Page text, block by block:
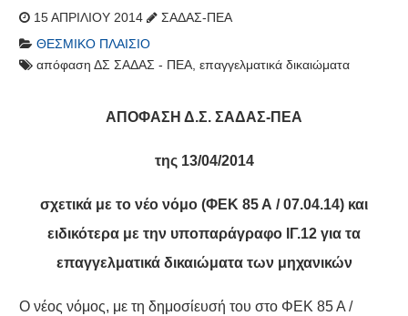
15 ΑΠΡΙΛΊΟΥ 2014
ΣΑΔΑΣ-ΠΕΑ
ΘΕΣΜΙΚΌ ΠΛΑΊΣΙΟ
απόφαση ΔΣ ΣΑΔΑΣ - ΠΕΑ, επαγγελματικά δικαιώματα
ΑΠΟΦΑΣΗ Δ.Σ. ΣΑΔΑΣ-ΠΕΑ
της 13/04/2014
σχετικά με το νέο νόμο (ΦΕΚ 85 Α / 07.04.14) και
ειδικότερα με την υποπαράγραφο ΙΓ.12 για τα
επαγγελματικά δικαιώματα των μηχανικών
Ο νέος νόμος, με τη δημοσίευσή του στο ΦΕΚ 85 Α /